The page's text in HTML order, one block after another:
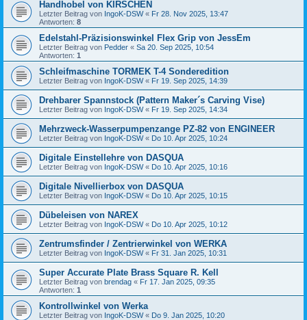
Handhobel von KIRSCHEN
Letzter Beitrag von IngoK-DSW« Fr 28. Nov 2025, 13:47
Antworten: 8
Edelstahl-Präzisionswinkel Flex Grip von JessEm
Letzter Beitrag von Pedder « Sa 20. Sep 2025, 10:54
Antworten: 1
Schleifmaschine TORMEK T-4 Sonderedition
Letzter Beitrag von IngoK-DSW« Fr 19. Sep 2025, 14:39
Drehbarer Spannstock (Pattern Maker´s Carving Vise)
Letzter Beitrag von IngoK-DSW« Fr 19. Sep 2025, 14:34
Mehrzweck-Wasserpumpenzange PZ-82 von ENGINEER
Letzter Beitrag von IngoK-DSW« Do 10. Apr 2025, 10:24
Digitale Einstellehre von DASQUA
Letzter Beitrag von IngoK-DSW« Do 10. Apr 2025, 10:16
Digitale Nivellierbox von DASQUA
Letzter Beitrag von IngoK-DSW« Do 10. Apr 2025, 10:15
Dübeleisen von NAREX
Letzter Beitrag von IngoK-DSW« Do 10. Apr 2025, 10:12
Zentrumsfinder / Zentrierwinkel von WERKA
Letzter Beitrag von IngoK-DSW« Fr 31. Jan 2025, 10:31
Super Accurate Plate Brass Square R. Kell
Letzter Beitrag von brendag « Fr 17. Jan 2025, 09:35
Antworten: 1
Kontrollwinkel von Werka
Letzter Beitrag von IngoK-DSW« Do 9. Jan 2025, 10:20